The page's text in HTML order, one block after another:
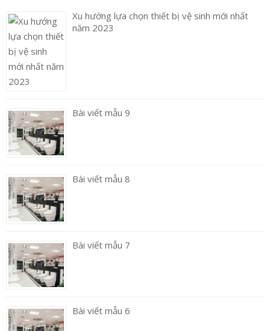
Xu hướng lựa chọn thiết bị vệ sinh mới nhất
năm 2023
Bài viết mẫu 9
Bài viết mẫu 8
Bài viết mẫu 7
Bài viết mẫu 6